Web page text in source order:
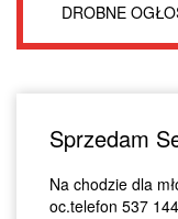
DROBNE
Sprzedam
Na chodzie dla
oc.telefon 537